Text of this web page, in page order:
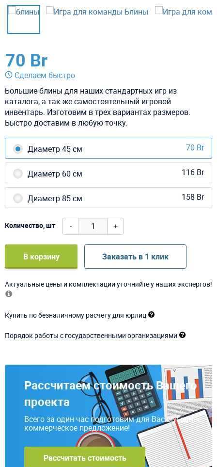
70 Br
Сделаем быстро
Большие блины для наших стандартных игр из
каталога, а так же самостоятельный игровой
инвентарь. Изготовим в трех вариантах размеров.
Быстро доставим в любую точку.
Диаметр 45 см 70 Br
Диаметр 60 см 116 Br
Диаметр 85 см 158 Br
Количество, шт - +
В корзину Заказать в 1 клик
Актуальные цены и комплектации уточняйте у наших экспертов!
Купить по безналичному расчету для юрлиц
Порядок работы с государственными организациями
Рассчитаем стоимость Вашего
проекта
Всего за один час подготовим для Вас выгодное
коммерческое предложение!
Рассчитать стоимость